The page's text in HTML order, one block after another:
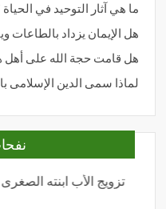
ما هي آثار التوحيد في الحياة
هل الإيمان يزداد بالطاعات
هل قامت حجة الله على أهل
لماذا سمى الدين الإسلامى
تزويج الأب ابنته الصغرى